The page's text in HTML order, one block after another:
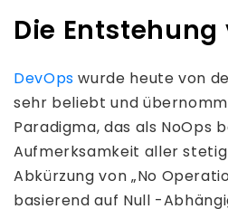
Die Entstehung
DevOps wurde heute von
sehr beliebt und
Paradigma, das als NoOps
Aufmerksamkeit aller stetig
Abkürzung von „No
basierend auf Null -